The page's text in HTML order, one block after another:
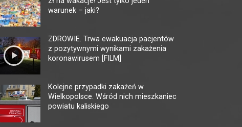
warunek – jaki?
ZDROWIE. Trwa ewakuacja pacjentów
z pozytywnymi wynikami zakażenia
koronawirusem [FILM]
Kolejne przypadki zakażeń w
Wielkopolsce. Wśród nich mieszkaniec
powiatu kaliskiego